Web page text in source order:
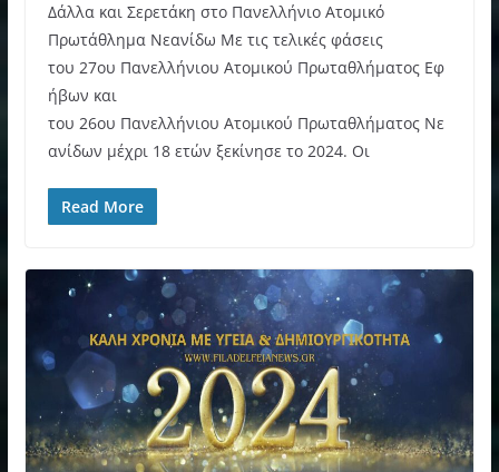
Δάλλα και Σερετάκη στο Πανελλήνιο Ατομικό
Πρωτάθλημα Νεανίδω Με τις τελικές φάσεις
του 27ου Πανελλήνιου Ατομικού Πρωταθλήματος Εφ
ήβων και
του 26ου Πανελλήνιου Ατομικού Πρωταθλήματος Νε
ανίδων μέχρι 18 ετών ξεκίνησε το 2024. Οι
Read More